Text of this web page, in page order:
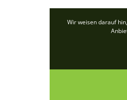
Wir weisen darauf